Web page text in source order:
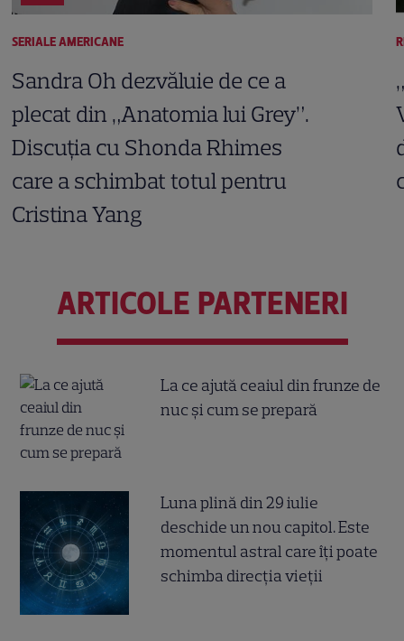
SERIALE AMERICANE
Sandra Oh dezvăluie de ce a
plecat din „Anatomia lui Grey”.
Discuția cu Shonda Rhimes
care a schimbat totul pentru
Cristina Yang
ARTICOLE PARTENERI
La ce ajută ceaiul din frunze de
nuc și cum se prepară
Luna plină din 29 iulie
deschide un nou capitol. Este
momentul astral care îți poate
schimba direcția vieții